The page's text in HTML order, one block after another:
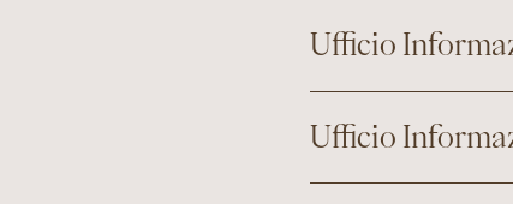
Ufficio
Ufficio